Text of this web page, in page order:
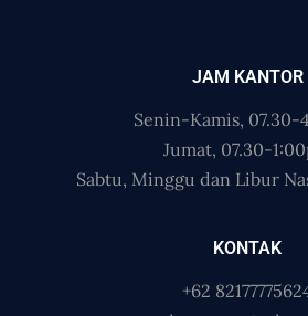
JAM KANTOR
Senin-Kamis, 07.30-
Jumat, 07.30-
Sabtu, Minggu dan Libur
KONTAK
+62